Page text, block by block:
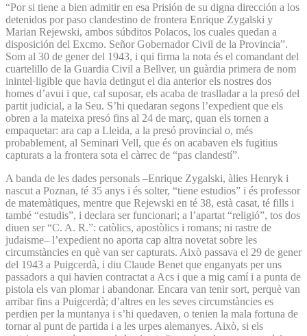
“Por si tiene a bien admitir en esa Prisión de su digna dirección a los
detenidos por paso clandestino de frontera Enrique Zygalski y
Marian Rejewski, ambos súbditos Polacos, los cuales quedan a
disposición del Excmo. Señor Gobernador Civil de la Provincia”.
Som al 30 de gener del 1943, i qui firma la nota és el comandant del
cuartelillo de la Guardia Civil a Bellver, un guàrdia primera de nom
inintel·ligible que havia detingut el dia anterior els nostres dos
homes d’avui i que, cal suposar, els acaba de traslladar a la presó del
partit judicial, a la Seu. S’hi quedaran segons l’expedient que els
obren a la mateixa presó fins al 24 de març, quan els tornen a
empaquetar: ara cap a Lleida, a la presó provincial o, més
probablement, al Seminari Vell, que és on acabaven els fugitius
capturats a la frontera sota el càrrec de “pas clandestí”.
A banda de les dades personals –Enrique Zygalski, àlies Henryk i
nascut a Poznan, té 35 anys i és solter, “tiene estudios” i és professor
de matemàtiques, mentre que Rejewski en té 38, està casat, té fills i
també “estudis”, i declara ser funcionari; a l’apartat “religió”, tos dos
diuen ser “C. A. R.”: catòlics, apostòlics i romans; ni rastre de
judaisme– l’expedient no aporta cap altra novetat sobre les
circumstàncies en què van ser capturats. Això passava el 29 de gener
del 1943 a Puigcerdà, i diu Claude Benet que enganyats per uns
passadors a qui havien contractat a Acs i que a mig camí i a punta de
pistola els van plomar i abandonar. Encara van tenir sort, perquè van
arribar fins a Puigcerdà; d’altres en les seves circumstàncies es
perdien per la muntanya i s’hi quedaven, o tenien la mala fortuna de
tornar al punt de partida i a les urpes alemanyes. Això, si els